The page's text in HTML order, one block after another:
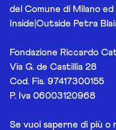
del Comune di Milano
Inside|Outside Petra
Fondazione Riccardo
Via G. de Castillia 28
Cod. Fis. 97417300155
P. Iva 06003120968
Se vuoi saperne di più